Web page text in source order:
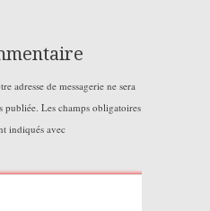
adresse de messagerie ne sera
publiée. Les champs obligatoires
indiqués avec